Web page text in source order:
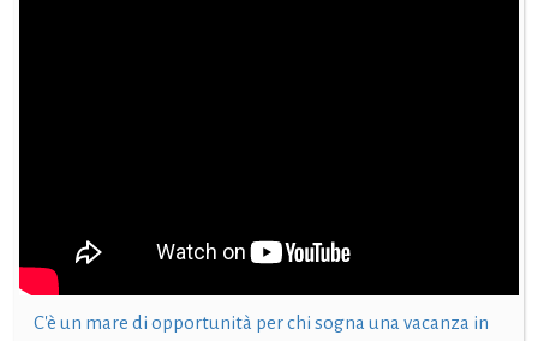
C'è un mare di opportunità per chi sogna una vacanza in